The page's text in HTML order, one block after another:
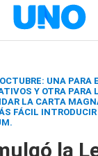
UNA PARA
Y OTRA PARA
LA CARTA
FÁCIL
la